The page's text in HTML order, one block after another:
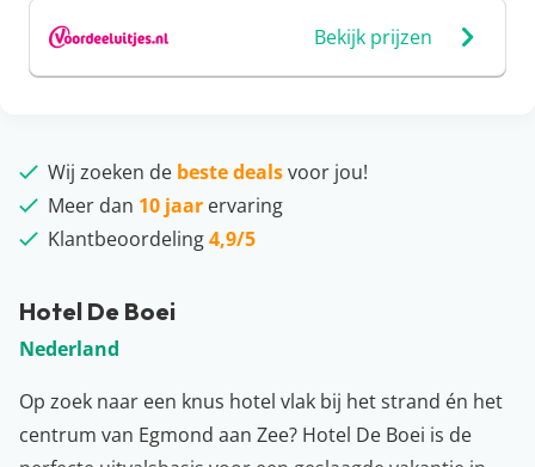
Hotel De Boei
Nederland
Op zoek naar een knus hotel vlak bij het strand én het
centrum van Egmond aan Zee? Hotel De Boei is de
Bekijk prijzen
Wij zoeken de beste dealsvoor jou!
Meer dan 10 jaar ervaring
Klantbeoordeling4,9/5